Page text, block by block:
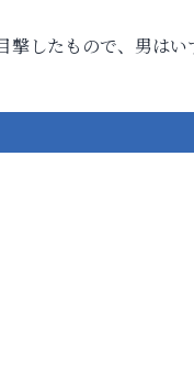
撃したもので、男はい